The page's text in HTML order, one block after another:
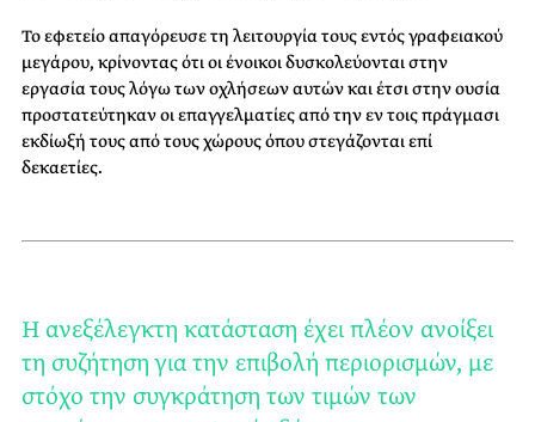
Το εφετείο απαγόρευσε τη λειτουργία τους εντός γραφειακού
μεγάρου, κρίνοντας ότι οι ένοικοι δυσκολεύονται στην
εργασία τους λόγω των οχλήσεων αυτών και έτσι στην ουσία
προστατεύτηκαν οι επαγγελματίες από την εν τοις πράγμασι
εκδίωξή τους από τους χώρους όπου στεγάζονται επί
δεκαετίες.
Η ανεξέλεγκτη κατάσταση έχει πλέον ανοίξει
τη συζήτηση για την επιβολή περιορισμών, με
στόχο την συγκράτηση των τιμών των